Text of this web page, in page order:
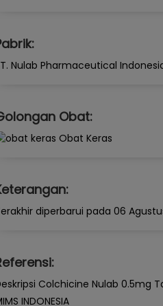
Nulab Pharmaceutical
Obat:
Obat Keras
diperbarui pada 06
Colchicine Nulab 0.5mg
INDONESIA